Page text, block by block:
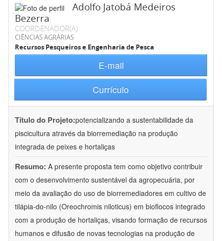
Adolfo Jatobá Medeiros
Bezerra
COORDENADOR(A)
CIÊNCIAS AGRÁRIAS
Recursos Pesqueiros e Engenharia de Pesca
E-mail
Currículo
Título do Projeto:potencializando a sustentabilidade da
piscicultura através da biorremediação na produção
integrada de peixes e hortaliças
Resumo: A presente proposta tem como objetivo contribuir
com o desenvolvimento sustentável da agropecuária, por
meio da avaliação do uso de biorremediadores em cultivo de
tilápia-do-nilo (Oreochromis niloticus) em bioflocos integrado
com a produção de hortaliças, visando formação de recursos
humanos e difusão de novas tecnologias na produção de